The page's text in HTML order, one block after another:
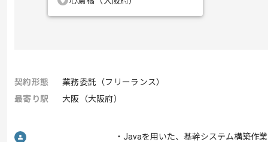
契約形態
業務委託（フリーランス）
最寄り駅
大阪（大阪府）
・Javaを用いた、基幹システム構築作